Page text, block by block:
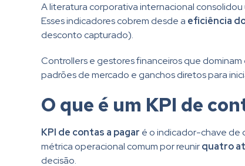
A literatura corporativa internacional
Esses indicadores cobrem desde a eficiência
desconto capturado).
Controllers e gestores financeiros que dominam
padrões de mercado e ganchos diretos para
O que é um KPI de
KPI de contas a pagar é o indicador-chave de
métrica operacional comum por reunirquatro
decisão.